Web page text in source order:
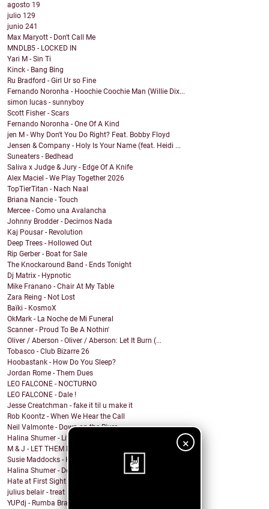
×
agosto 19
julio 129
junio 241
Max Maryott - Don't Call Me
MNDLB5 - LOCKED IN
Yari M - Sin Ti
Kinck - Bang Bing
Ru Bradford - Girl Ur so Fine
Fernando Noronha - Hoochie Coochie Man (Willie Dix...
simon lucas - sunnyboy
Scott Fisher - Scars
Fernando Noronha - One Of A Kind
jen M - Why Don't You Do Right? Feat. Bobby Floyd
Jensen & Company - Holy Is Your Name (feat. Heidi ...
Suneaters - Bedhead
Saliva x Judge & Jury - Edge Of A Knife
Alex Maciel - We Play Together 2026
TopTierTitan - Nach Naal
Briana Nancie - Touch
Mercee - Como una Avalancha
Johnny Brodder - Decirnos Nada
Kaj Pousar - Revolution
Deep Trees - Hollowed Out
Rip Gerber - Boat for Sale
The Knockaround Band - Ends Tonight
Dj Matrix - Hypnotic
Mike Franano - Chair At My Table
Zara Reing - Not Lost
Baïki - KosmoX
OkMark - La Noche de Mi Funeral
Scanner - Proud To Be A Nothin'
Oliver / Aberson - Oliver / Aberson: Let It Burn (...
Tobasco - Club Bizarre 26
Hoobastank - How Do You Sleep?
Jordan Rome - Them Dues
LEO FALCONE - NOCTURNO
LEO FALCONE - Dale !
Jesse Creatchman - fake it til u make it
Rob Koontz - When We Hear the Call
Neil Valmonte - Down on the River
Halina Shumer - Life is Passing
M & J - LET THEM EAT CAKE (Princess states, in a s...
Susie Maddocks - Horizon
Halina Shumer - Deceiver, You Are
Hate at First Sight - Familiar Mutations EP remast...
julius belair - treat
YUPdj - Rumba Brava (extended mix)